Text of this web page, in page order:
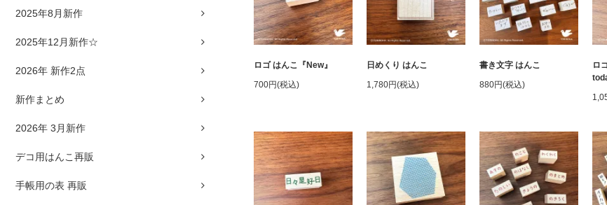
2025年8月新作
2025年12月新作☆
2026年 新作2点
新作まとめ
2026年 3月新作
デコ用はんこ再販
手帳用の表 再販
ロゴ はんこ『New』
700円(税込)
日めくり はんこ
1,780円(税込)
書き文字 はんこ
880円(税込)
ロ